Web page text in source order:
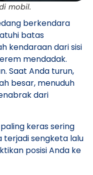
mobil.
berkendara
batas
kendaraan dari sisi
mendadak.
Saat Anda turun,
besar, menuduh
dari
keras sering
terjadi sengketa lalu
posisi Anda ke